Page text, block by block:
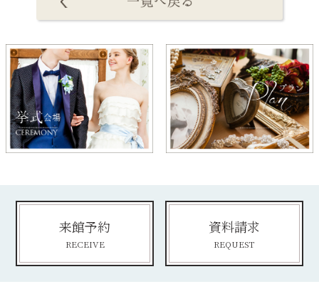
来館予約
RECEIVE
資料請求
REQUEST